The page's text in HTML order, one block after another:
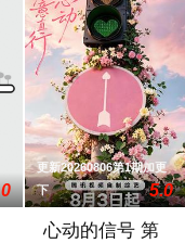
更新20260806第1期加更
下
5.0
心动的信号 第